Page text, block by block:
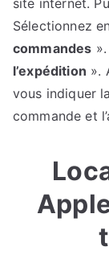
Sélectionnez
commandes
l’expédition ».
vous indiquer
commande et